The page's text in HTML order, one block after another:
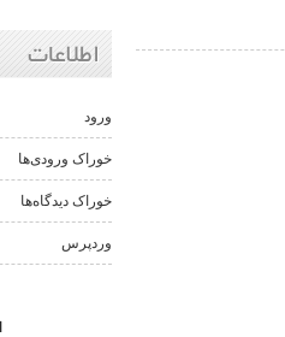
اطلاعات
ورود
خوراک ورودی‌ها
خوراک دیدگاه‌ها
وردپرس